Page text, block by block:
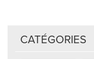
CATÉGORIES